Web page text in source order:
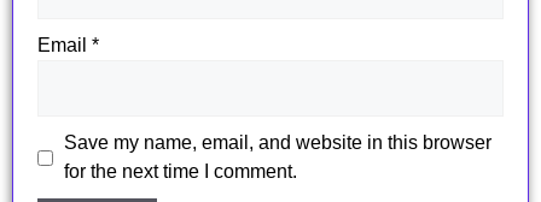
Email *
Save my name, email, and website in this browser
for the next time I comment.